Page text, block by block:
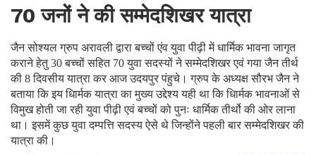
70 जनों ने की सम्मेदशिखर यात्रा
जैन सोश्यल ग्रुप अरावली द्वारा बच्चों एंव युवा पीढ़ी में धार्मिक भावना जागृत
कराने हेतु 30 बच्चों सहित 70 युवा सदस्यों ने सम्मेदशिखर एवं गया जैन तीर्थ
की 8 दिवसीय यात्रा कर आज उदयपुर पंहुचे। ग्रुप के अध्यक्ष सौरभ जैन ने
बताया कि इय धािर्मक यात्रा का मुख्य उद्देश्य यही था कि धािर्मक भावनाओं से
विमुख होती जा रही युवा पीढ़ी एवं बच्चों को पुनः धार्मिक तीर्थो की ओर लाना
था। इसमें कुछ युवा दम्पत्ति सदस्य ऐसे थे जिन्होंने पहली बार सम्मेदशिखर की
यात्रा की।